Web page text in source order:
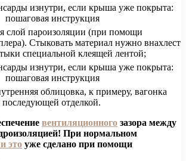
слой пароизоляции (при помощи
Стыковать материал нужно внахлест
специальной клеящей лентой;
облицовка, к примеру, вагонка
последующей отделкой.
вентиляционного зазора между
При нормальном
это уже сделано при помощи